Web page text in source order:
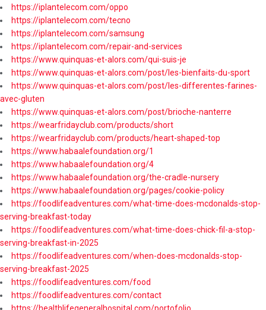
https://iplantelecom.com/oppo
https://iplantelecom.com/tecno
https://iplantelecom.com/samsung
https://iplantelecom.com/repair-and-services
https://www.quinquas-et-alors.com/qui-suis-je
https://www.quinquas-et-alors.com/post/les-bienfaits-du-sport
https://www.quinquas-et-alors.com/post/les-differentes-farines-
avec-gluten
https://www.quinquas-et-alors.com/post/brioche-nanterre
https://wearfridayclub.com/products/short
https://wearfridayclub.com/products/heart-shaped-top
https://www.habaalefoundation.org/1
https://www.habaalefoundation.org/4
https://www.habaalefoundation.org/the-cradle-nursery
https://www.habaalefoundation.org/pages/cookie-policy
https://foodlifeadventures.com/what-time-does-mcdonalds-stop-
serving-breakfast-today
https://foodlifeadventures.com/what-time-does-chick-fil-a-stop-
serving-breakfast-in-2025
https://foodlifeadventures.com/when-does-mcdonalds-stop-
serving-breakfast-2025
https://foodlifeadventures.com/food
https://foodlifeadventures.com/contact